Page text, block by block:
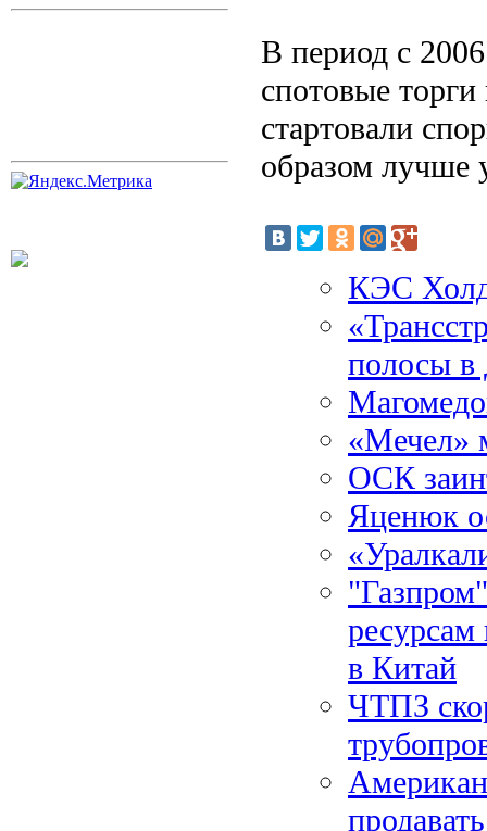
В период с
спотовые
стартовали
образом лучше
КЭС
полосы в
«Мечел»
ОСК
Яценюк
ресурсам
в Китай
ЧТПЗ